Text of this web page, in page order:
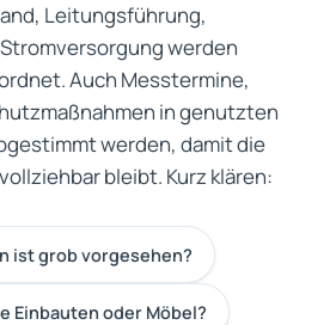
Leitungsführung,
werden
Auch Messtermine,
in genutzten
werden, damit die
bleibt. Kurz klären:
ist grob vorgesehen?
Einbauten oder Möbel?